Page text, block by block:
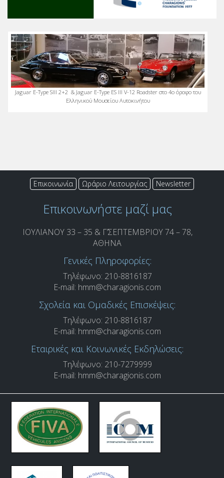
Jaguar E-Type SIII 2+2 & Jaguar E-Type ES III V-12 Roadster στο 4ο όροφο του
Ελληνικού Μουσείου Αυτοκινήτου
Επικοινωνία Ωράριο Λειτουργίας Newsletter
Επικοινωνήστε μαζί μας
ΙΟΥΛΙΑΝΟΥ 33 – 35 & Γ’ΣΕΠΤΕΜΒΡΙΟΥ 74 – 78,
ΑΘΗΝΑ
Γενικές Πληροφορίες:
Τηλέφωνο: 210-8816187
E-mail: hmm@charagionis.com
Σχολεία και Ομαδικές Επισκέψεις:
Τηλέφωνο: 210-8816187
E-mail: hmm@charagionis.com
Εταιρικές και Κοινωνικές Εκδηλώσεις:
Τηλέφωνο: 210-7279999
E-mail: hmm@charagionis.com